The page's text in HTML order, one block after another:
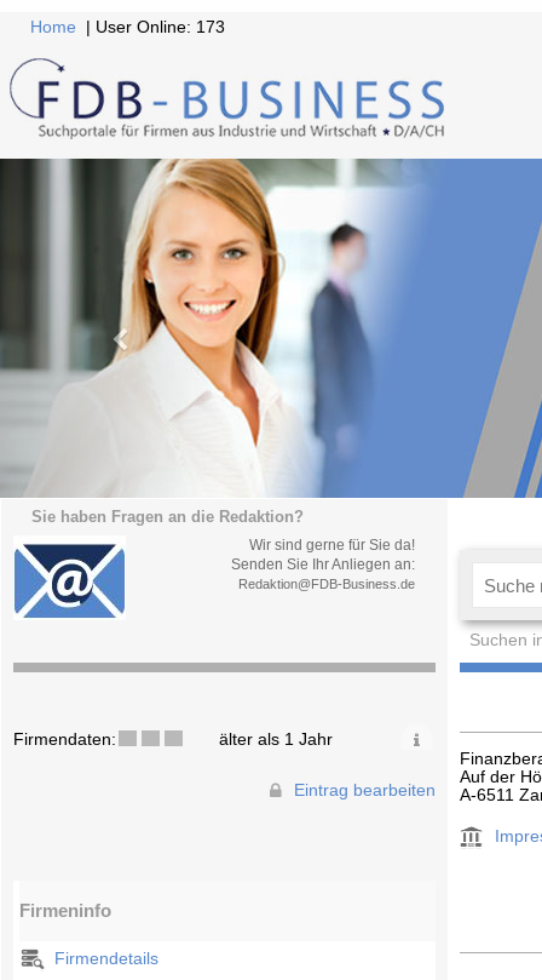
Home | User Online: 173
Sie haben Fragen an die Redaktion?
Wir sind gerne für Sie da!
Senden Sie Ihr Anliegen an:
Redaktion@FDB-Business.de
Suchen
Firmendaten: älter als 1 Jahr
Eintrag bearbeiten
Firmeninfo
Firmendetails
Auf der
A-6511